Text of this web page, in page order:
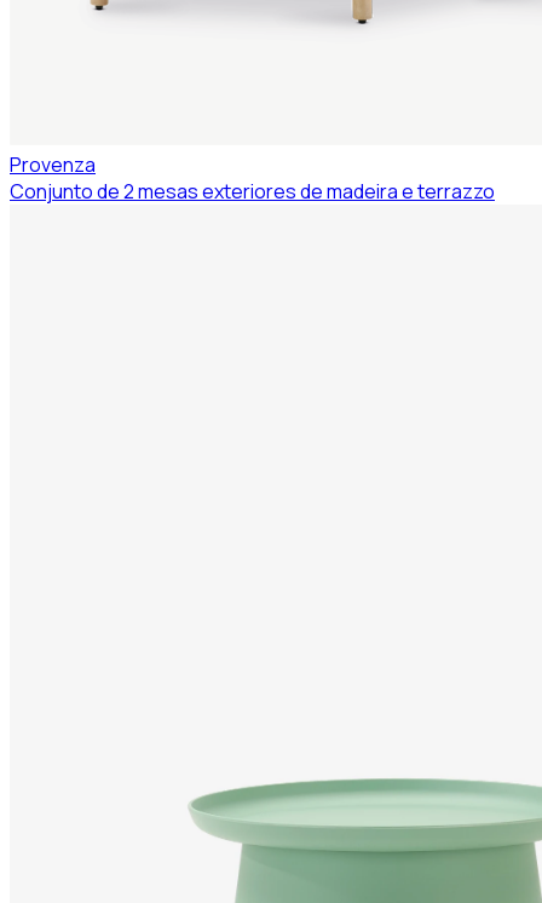
Provenza
Conjunto de 2 mesas exteriores de madeira e terrazzo